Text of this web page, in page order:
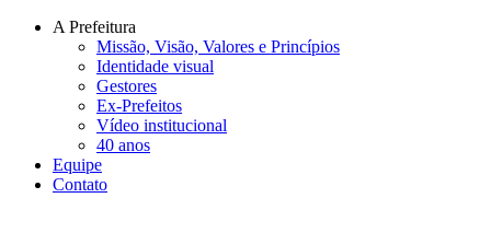
Conteúdo principal
A Prefeitura
Missão, Visão, Valores e Princípios
Identidade visual
Gestores
Ex-Prefeitos
Vídeo institucional
40 anos
Equipe
Contato